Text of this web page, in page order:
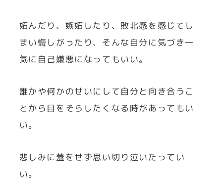
妬んだり、嫉妬したり、敗北感を感じてし
まい悔しがったり、そんな自分に気づき一
気に自己嫌悪になってもいい。
誰かや何かのせいにして自分と向き合うこ
とから目をそらしたくなる時があってもい
い。
悲しみに蓋をせず思い切り泣いたってい
い。